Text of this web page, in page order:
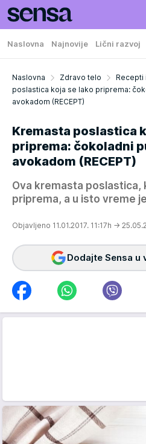
Naslovna Najnovije Lični razvoj
Naslovna Zdravo telo Recepti
poslastica koja se lako priprema:
avokadom (RECEPT)
Kremasta poslastica
priprema: čokoladni
avokadom (RECEPT)
Ova kremasta poslastica,
priprema, a u isto vreme
Objavljeno 11.01.2017. 11:17h →
Dodajte Sensa u